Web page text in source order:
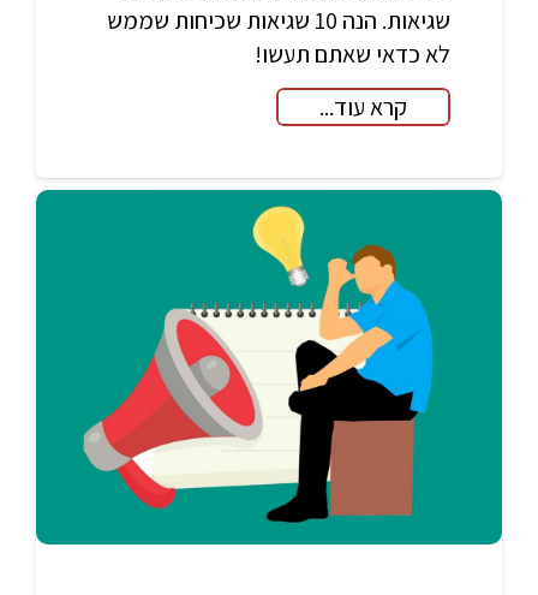
שגיאות. הנה 10 שגיאות שכיחות שממש
לא כדאי שאתם תעשו!
קרא עוד...